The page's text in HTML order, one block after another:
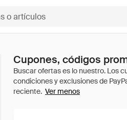
Cupones, códigos
Ver menos